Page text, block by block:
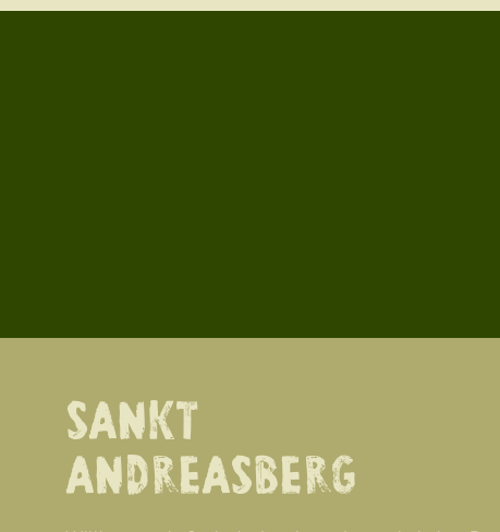
SANKT
ANDREASBERG